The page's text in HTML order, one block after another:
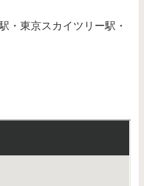
・東京スカイツリー駅・